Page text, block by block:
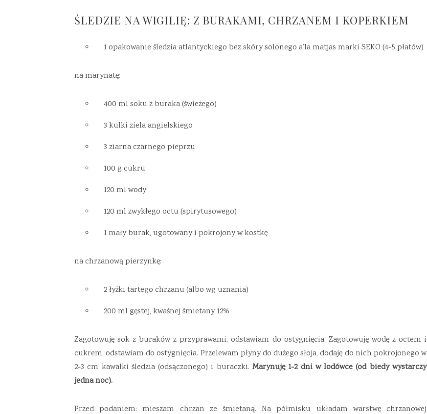
ŚLEDZIE NA WIGILIĘ: Z BURAKAMI, CHRZANEM I KOPERKIEM
1 opakowanie śledzia atlantyckiego bez skóry solonego a’la matjas marki SEKO (4-5 płatów)
na marynatę:
400 ml soku z buraka (świeżego)
3 kulki ziela angielskiego
3 ziarna czarnego pieprzu
100 g cukru
120 ml wody
120 ml zwykłego octu (spirytusowego)
1 mały burak, ugotowany i pokrojony w kostkę
na chrzanową pierzynkę:
2 łyżki tartego chrzanu (albo wg uznania)
200 ml gęstej, kwaśnej śmietany 12%
Zagotowuję sok z buraków z przyprawami, odstawiam do ostygnięcia. Zagotowuję wodę z octem i
cukrem, odstawiam do ostygnięcia. Przelewam płyny do dużego słoja, dodaję do nich pokrojonego w
2-3 cm kawałki śledzia (odsączonego) i buraczki. Marynuję 1-2 dni w lodówce (od biedy wystarczy
jedna noc).
Przed podaniem: mieszam chrzan ze śmietaną. Na półmisku układam warstwę chrzanowej